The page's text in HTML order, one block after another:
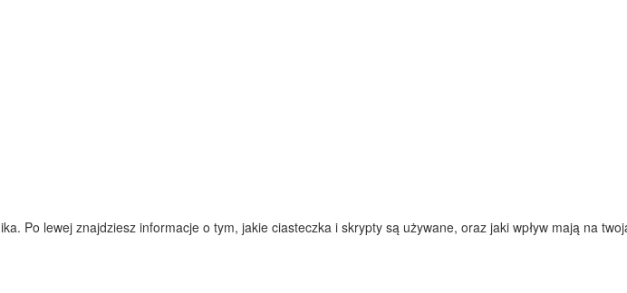
Po lewej znajdziesz informacje o tym, jakie ciasteczka i skrypty są używane, oraz jaki wpływ mają na